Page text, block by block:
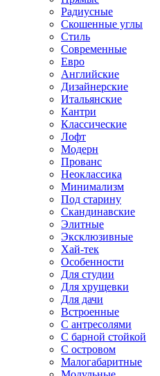
Радиусные
Скошенные углы
Стиль
Современные
Евро
Английские
Дизайнерские
Итальянские
Кантри
Классические
Лофт
Модерн
Прованс
Неоклассика
Минимализм
Под старину
Скандинавские
Элитные
Эксклюзивные
Хай-тек
Особенности
Для студии
Для хрущевки
Для дачи
Встроенные
С антресолями
С барной стойкой
С островом
Малогабаритные